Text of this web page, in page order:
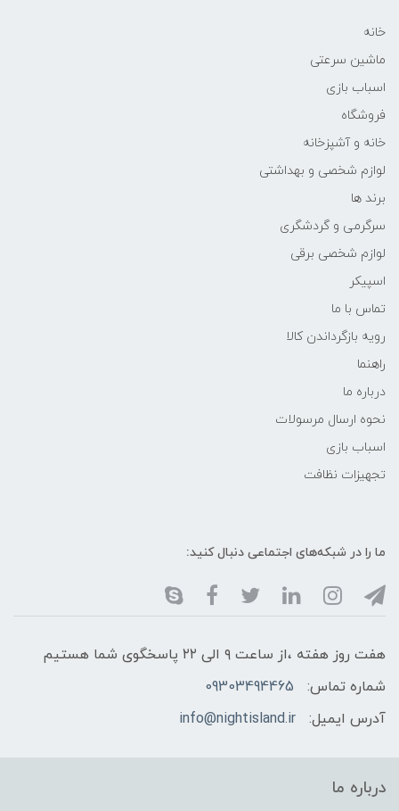
خانه
ماشین سرعتی
اسباب بازی
فروشگاه
خانه و آشپزخانه
لوازم شخصی و بهداشتی
برند ها
سرگرمی و گردشگری
لوازم شخصی برقی
اسپیکر
تماس با ما
رویه بازگرداندن کالا
راهنما
درباره ما
نحوه ارسال مرسولات
اسباب بازی
تجهیزات نظافت
ما را در شبکه‌های اجتماعی دنبال کنید:
هفت روز هفته ،از ساعت ۹ الی ۲۲ پاسخگوی شما هستیم
شماره تماس:
09303494465
آدرس ایمیل:
info@nightisland.ir
درباره ما